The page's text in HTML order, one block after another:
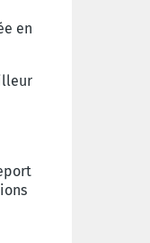
en